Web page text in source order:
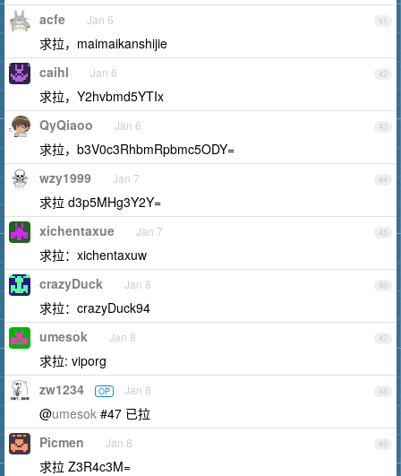
41
acfe Jan 6
求拉，maimaikanshijie
42
caihl Jan 6
求拉，Y2hvbmd5YTIx
43
QyQiaoo Jan 6
求拉，b3V0c3RhbmRpbmc5ODY=
44
wzy1999 Jan 7
求拉 d3p5MHg3Y2Y=
45
xichentaxue Jan 7
求拉：xichentaxuw
46
crazyDuck Jan 8
求拉：crazyDuck94
47
umesok Jan 8
求拉: viporg
48
zw1234 OP Jan 8
@umesok #47 已拉
49
Picmen Jan 8
求拉 Z3R4c3M=